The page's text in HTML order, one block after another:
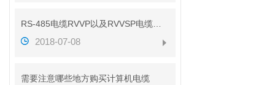
2018-07-08
需要注意哪些地方购买计算机电缆